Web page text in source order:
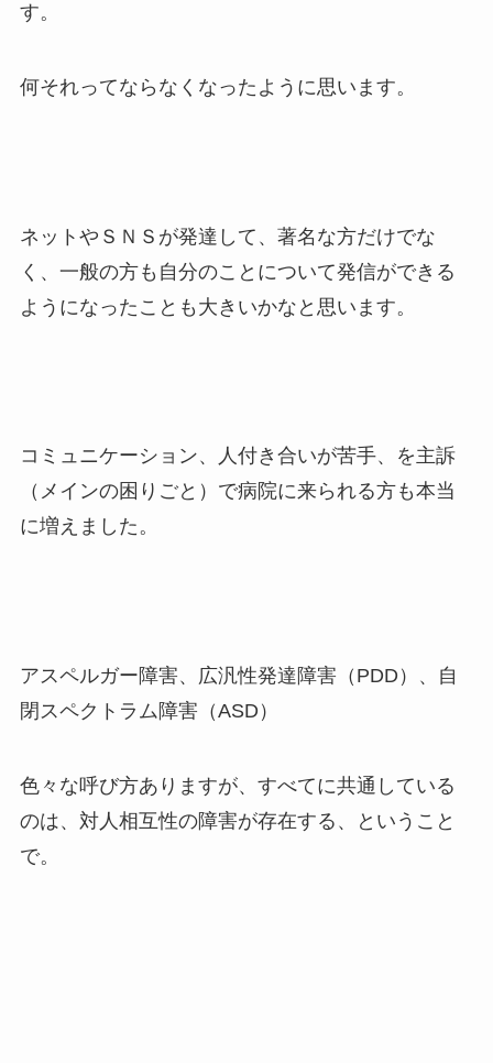
す。
何それってならなくなったように思います。
ネットやＳＮＳが発達して、著名な方だけでな
く、一般の方も自分のことについて発信ができる
ようになったことも大きいかなと思います。
コミュニケーション、人付き合いが苦手、を主訴
（メインの困りごと）で病院に来られる方も本当
に増えました。
アスペルガー障害、広汎性発達障害（ PDD ）、自
閉スペクトラム障害（ASD ）
色々な呼び方ありますが、すべてに共通している
のは、対人相互性の障害が存在する、ということ
で。